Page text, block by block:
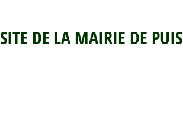
DE LA MAIRIE DE